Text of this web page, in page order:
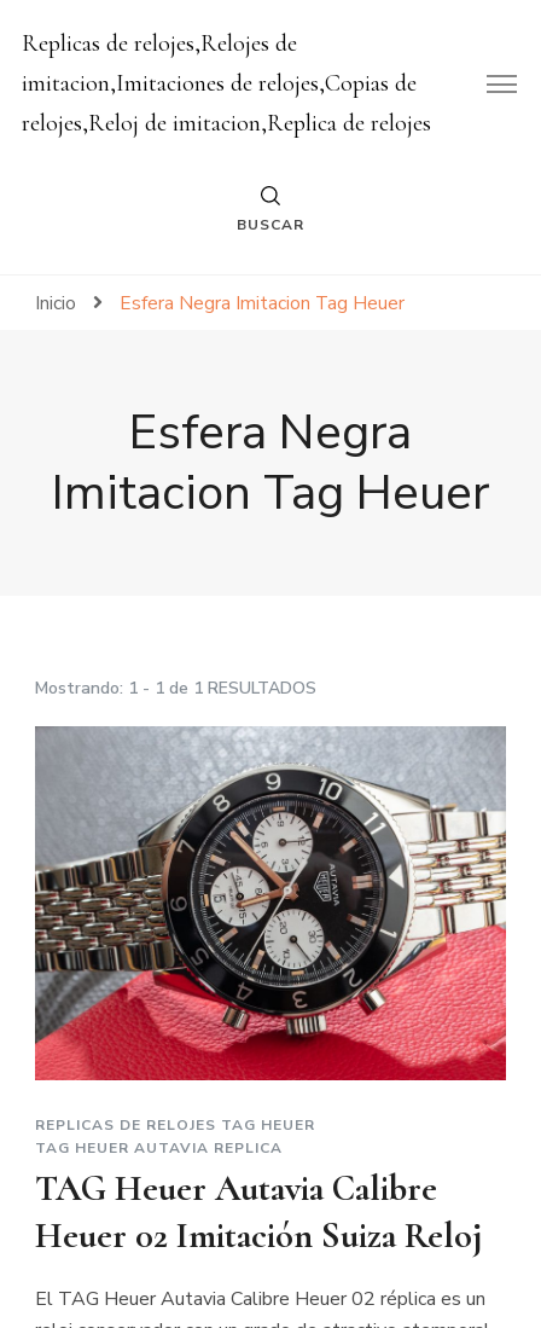
Replicas de relojes,Relojes de
imitacion,Imitaciones de relojes,Copias de
relojes,Reloj de imitacion,Replica de relojes
BUSCAR
Inicio Esfera Negra Imitacion Tag Heuer
Esfera Negra
Imitacion Tag Heuer
Mostrando: 1 - 1 de 1 RESULTADOS
REPLICAS DE RELOJES TAG HEUER
TAG HEUER AUTAVIA REPLICA
TAG Heuer Autavia Calibre
Heuer 02 Imitación Suiza Reloj
El TAG Heuer Autavia Calibre Heuer 02 réplica es un